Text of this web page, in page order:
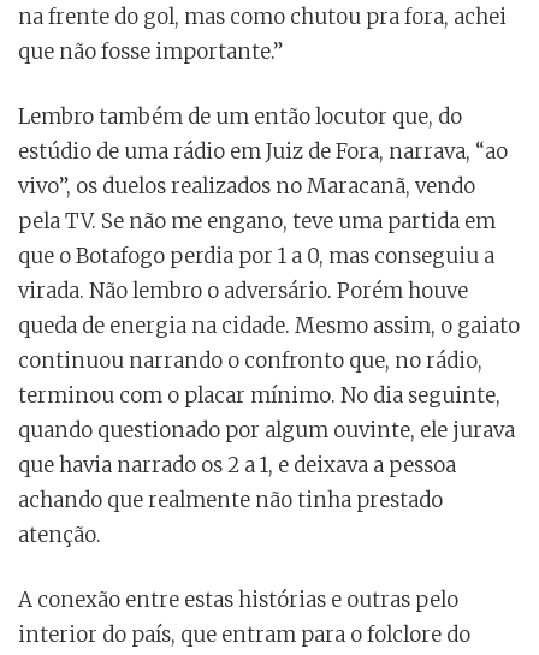
na frente do gol, mas como chutou pra fora, achei
que não fosse importante.”
Lembro também de um então locutor que, do
estúdio de uma rádio em Juiz de Fora, narrava, “ao
vivo”, os duelos realizados no Maracanã, vendo
pela TV. Se não me engano, teve uma partida em
que o Botafogo perdia por 1 a 0, mas conseguiu a
virada. Não lembro o adversário. Porém houve
queda de energia na cidade. Mesmo assim, o gaiato
continuou narrando o confronto que, no rádio,
terminou com o placar mínimo. No dia seguinte,
quando questionado por algum ouvinte, ele jurava
que havia narrado os 2 a 1, e deixava a pessoa
achando que realmente não tinha prestado
atenção.
A conexão entre estas histórias e outras pelo
interior do país, que entram para o folclore do